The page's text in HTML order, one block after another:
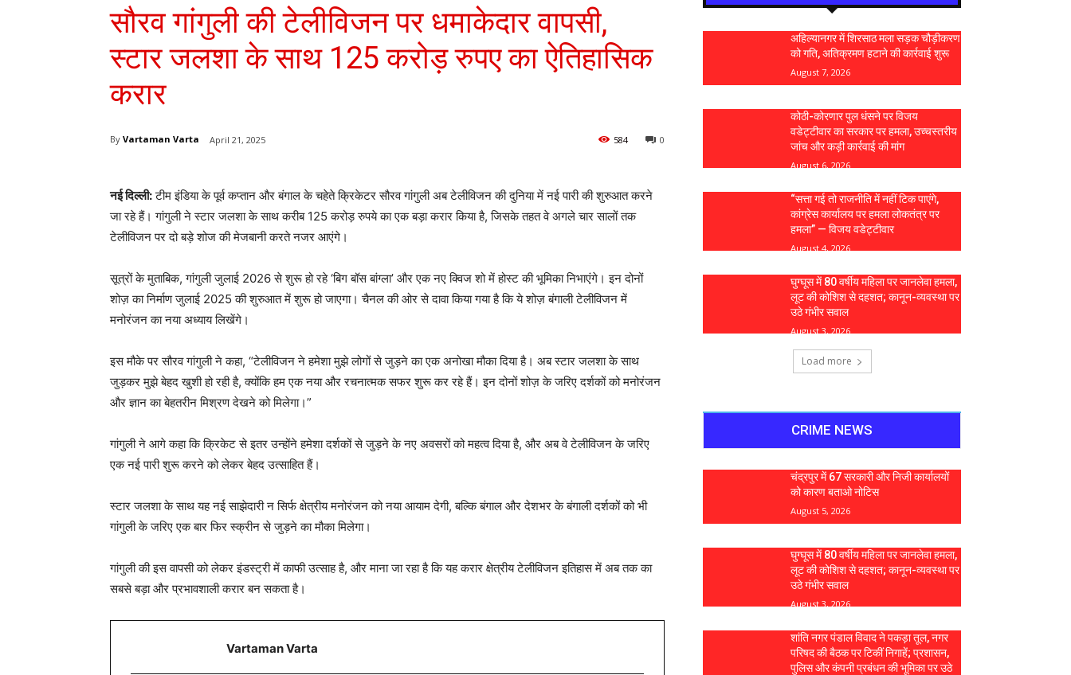
सौरव गांगुली की टेलीविजन पर धमाकेदार वापसी,
स्टार जलशा के साथ 125 करोड़ रुपए का ऐतिहासिक
करार
By Vartaman Varta April 21, 2025 0
584
नई दिल्ली:टीम इंडिया के पूर्व कप्तान और बंगाल के चहेते क्रिकेटर सौरव गांगुली अब टेलीविजन की दुनिया में नई पारी की शुरुआत करने
जा रहे हैं। गांगुली ने स्टार जलशा के साथ करीब 125 करोड़ रुपये का एक बड़ा करार किया है, जिसके तहत वे अगले चार सालों तक
टेलीविजन पर दो बड़े शोज की मेजबानी करते नजर आएंगे।
सूत्रों के मुताबिक, गांगुली जुलाई 2026 से शुरू हो रहे ‘बिग बॉस बांग्ला’ और एक नए क्विज शो में होस्ट की भूमिका निभाएंगे। इन दोनों
शोज़ का निर्माण जुलाई 2025 की शुरुआत में शुरू हो जाएगा। चैनल की ओर से दावा किया गया है कि ये शोज़ बंगाली टेलीविजन में
मनोरंजन का नया अध्याय लिखेंगे।
इस मौके पर सौरव गांगुली ने कहा, “टेलीविजन ने हमेशा मुझे लोगों से जुड़ने का एक अनोखा मौका दिया है। अब स्टार जलशा के साथ
जुड़कर मुझे बेहद खुशी हो रही है, क्योंकि हम एक नया और रचनात्मक सफर शुरू कर रहे हैं। इन दोनों शोज़ के जरिए दर्शकों को मनोरंजन
और ज्ञान का बेहतरीन मिश्रण देखने को मिलेगा।”
गांगुली ने आगे कहा कि क्रिकेट से इतर उन्होंने हमेशा दर्शकों से जुड़ने के नए अवसरों को महत्व दिया है, और अब वे टेलीविजन के जरिए
एक नई पारी शुरू करने को लेकर बेहद उत्साहित हैं।
स्टार जलशा के साथ यह नई साझेदारी न सिर्फ क्षेत्रीय मनोरंजन को नया आयाम देगी, बल्कि बंगाल और देशभर के बंगाली दर्शकों को भी
गांगुली के जरिए एक बार फिर स्क्रीन से जुड़ने का मौका मिलेगा।
गांगुली की इस वापसी को लेकर इंडस्ट्री में काफी उत्साह है, और माना जा रहा है कि यह करार क्षेत्रीय टेलीविजन इतिहास में अब तक का
सबसे बड़ा और प्रभावशाली करार बन सकता है।
Vartaman Varta
अहिल्यानगर में शिरसाठ मला सड़क चौड़ीकरण
को गति, अतिक्रमण हटाने की कार्रवाई शुरू
August 7, 2026
कोठी-कोरणार पुल धंसने पर विजय
वडेट्टीवार का सरकार पर हमला, उच्चस्तरीय
जांच और कड़ी कार्रवाई की मांग
August 6, 2026
“सत्ता गई तो राजनीति में नहीं टिक पाएंगे,
कांग्रेस कार्यालय पर हमला लोकतंत्र पर
हमला” — विजय वडेट्टीवार
August 4, 2026
घुग्घूस में 80 वर्षीय महिला पर जानलेवा हमला,
लूट की कोशिश से दहशत; कानून-व्यवस्था पर
उठे गंभीर सवाल
August 3, 2026
Load more
CRIME NEWS
चंद्रपुर में 67 सरकारी और निजी कार्यालयों
को कारण बताओ नोटिस
August 5, 2026
घुग्घूस में 80 वर्षीय महिला पर जानलेवा हमला,
लूट की कोशिश से दहशत; कानून-व्यवस्था पर
उठे गंभीर सवाल
August 3, 2026
शांति नगर पंडाल विवाद ने पकड़ा तूल, नगर
परिषद की बैठक पर टिकीं निगाहें; प्रशासन,
पुलिस और कंपनी प्रबंधन की भूमिका पर उठे